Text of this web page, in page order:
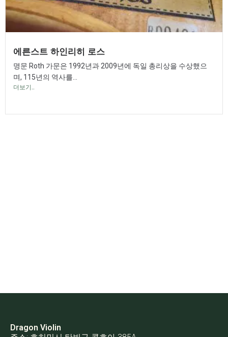
에른스트 하인리히 로스
명문 Roth 가문은 1992년과 2009년에 독일 총리상을 수상했으
며, 115년의 역사를...
더보기..
Dragon Violin